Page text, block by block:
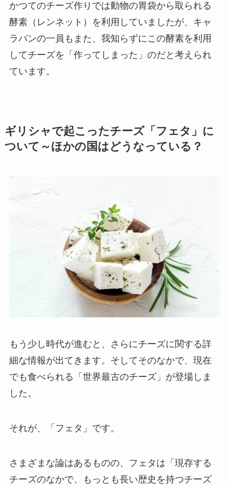
かつてのチーズ作りでは動物の胃袋から取られる
酵素（レンネット）を利用していましたが、キャ
ラバンの一員もまた、我知らずにこの酵素を利用
してチーズを「作ってしまった」のだと考えられ
ています。
ギリシャで起こったチーズ「フェタ」に
ついて～ほかの国はどうなっている？
もう少し時代が進むと、さらにチーズに関する詳
細な情報が出てきます。そしてそのなかで、現在
でも食べられる「世界最古のチーズ」が登場しま
した。
それが、「フェタ」です。
さまざまな論はあるものの、フェタは「現存する
チーズのなかで、もっとも長い歴史を持つチーズ